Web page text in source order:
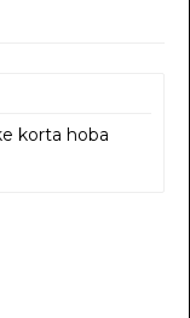
korta hoba